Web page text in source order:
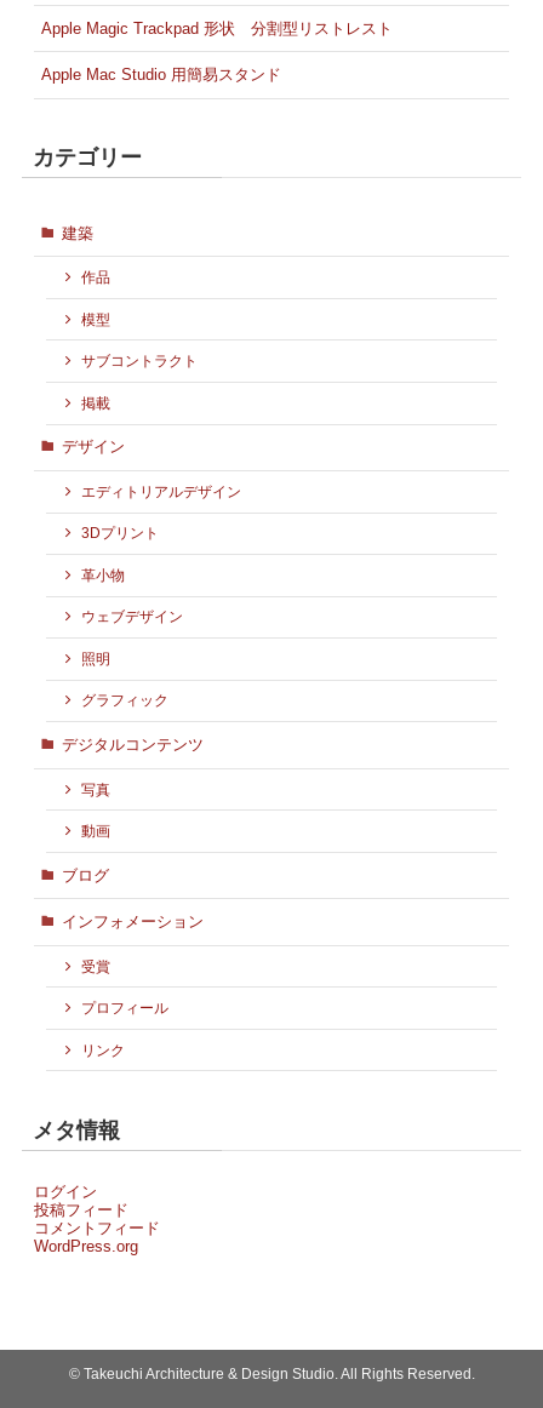
Apple Magic Trackpad 形状 分割型リストレスト
Apple Mac Studio 用簡易スタンド
カテゴリー
建築
作品
模型
サブコントラクト
掲載
デザイン
エディトリアルデザイン
3Dプリント
革小物
ウェブデザイン
照明
グラフィック
デジタルコンテンツ
写真
動画
ブログ
インフォメーション
受賞
プロフィール
リンク
メタ情報
ログイン
投稿フィード
コメントフィード
WordPress.org
©Takeuchi Architecture & Design Studio. All Rights Reserved.